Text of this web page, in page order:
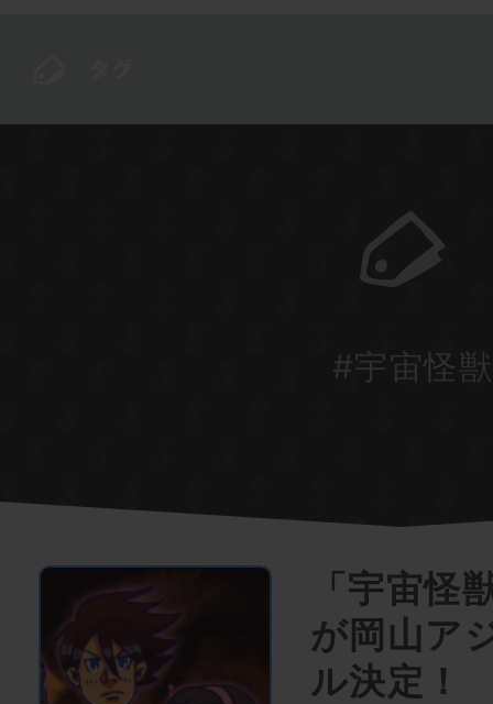
#宇宙怪獣
「宇宙怪
が岡山ア
ル決定！